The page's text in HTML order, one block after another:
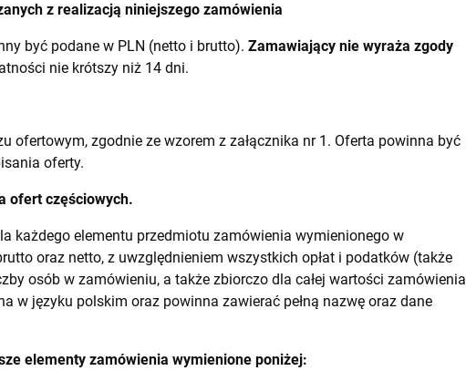
z realizacją niniejszego zamówienia
być podane w PLN (netto i brutto). Zamawiający nie wyraża zgody
nie krótszy niż 14 dni.
ofertowym, zgodnie ze wzorem z załącznika nr 1. Oferta powinna być
oferty.
ofert częściowych.
każdego elementu przedmiotu zamówienia wymienionego w
oraz netto, z uwzględnieniem wszystkich opłat i podatków (także
osób w zamówieniu, a także zbiorczo dla całej wartości zamówienia
w języku polskim oraz powinna zawierać pełną nazwę oraz dane
elementy zamówienia wymienione poniżej: